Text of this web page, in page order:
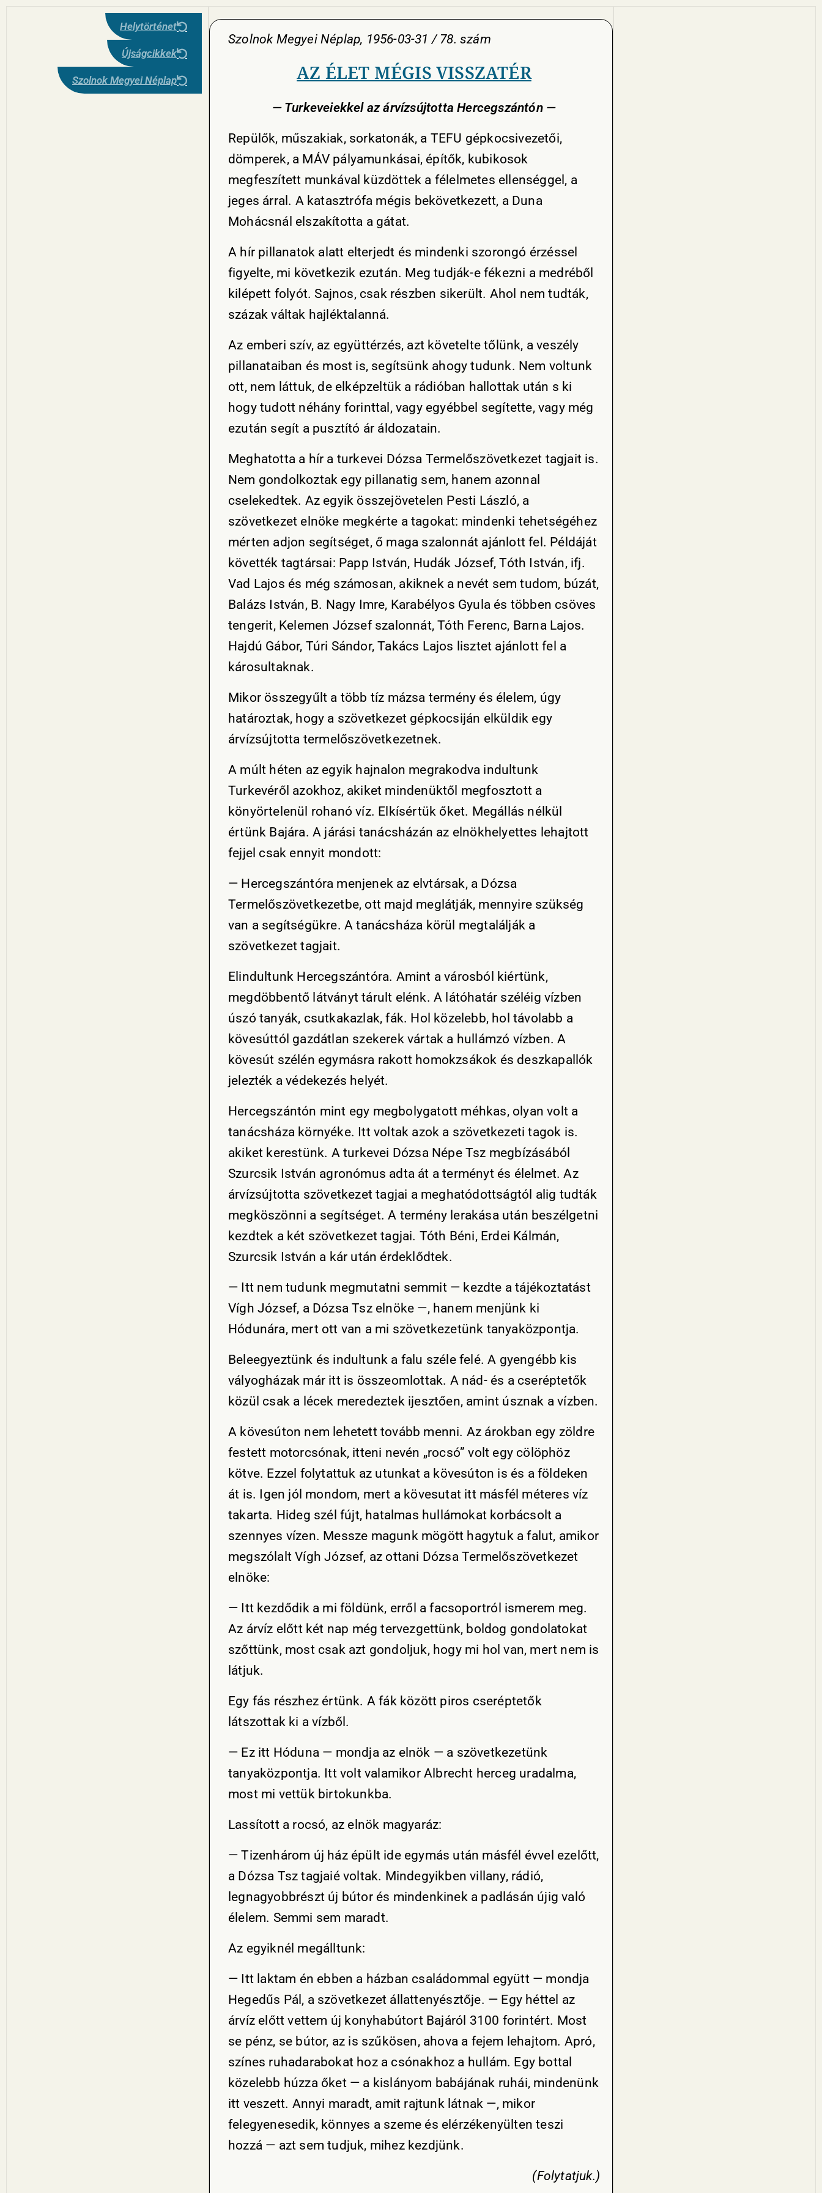
Helytörténet
Újságcikkek
Szolnok Megyei Néplap
Szolnok Megyei Néplap, 1956-03-31 / 78. szám
AZ ÉLET MÉGIS VISSZATÉR
— Turkeveiekkel az árvízsújtotta Hercegszántón —
Repülők, műszakiak, sorkatonák, a TEFU gépkocsivezetői,
dömperek, a MÁV pályamunkásai, építők, kubikosok
megfeszített munkával küzdöttek a félelmetes ellenséggel, a
jeges árral. A katasztrófa mégis bekövetkezett, a Duna
Mohácsnál elszakította a gátat.
A hír pillanatok alatt elterjedt és mindenki szorongó érzéssel
figyelte, mi következik ezután. Meg tudják-e fékezni a medréből
kilépett folyót. Sajnos, csak részben sikerült. Ahol nem tudták,
százak váltak hajléktalanná.
Az emberi szív, az együttérzés, azt követelte tőlünk, a veszély
pillanataiban és most is, segítsünk ahogy tudunk. Nem voltunk
ott, nem láttuk, de elképzeltük a rádióban hallottak után s ki
hogy tudott néhány forinttal, vagy egyébbel segítette, vagy még
ezután segít a pusztító ár áldozatain.
Meghatotta a hír a turkevei Dózsa Termelőszövetkezet tagjait is.
Nem gondolkoztak egy pillanatig sem, hanem azonnal
cselekedtek. Az egyik összejövetelen Pesti László, a
szövetkezet elnöke megkérte a tagokat: mindenki tehetségéhez
mérten adjon segítséget, ő maga szalonnát ajánlott fel. Példáját
követték tagtársai: Papp István, Hudák József, Tóth István, ifj.
Vad Lajos és még számosan, akiknek a nevét sem tudom, búzát,
Balázs István, B. Nagy Imre, Karabélyos Gyula és többen csöves
tengerit, Kelemen József szalonnát, Tóth Ferenc, Barna Lajos.
Hajdú Gábor, Túri Sándor, Takács Lajos lisztet ajánlott fel a
károsultaknak.
Mikor összegyűlt a több tíz mázsa termény és élelem, úgy
határoztak, hogy a szövetkezet gépkocsiján elküldik egy
árvízsújtotta termelőszövetkezetnek.
A múlt héten az egyik hajnalon megrakodva indultunk
Turkevéről azokhoz, akiket mindenüktől megfosztott a
könyörtelenül rohanó víz. Elkísértük őket. Megállás nélkül
értünk Bajára. A járási tanácsházán az elnökhelyettes lehajtott
fejjel csak ennyit mondott:
— Hercegszántóra menjenek az elvtársak, a Dózsa
Termelőszövetkezetbe, ott majd meglátják, mennyire szükség
van a segítségükre. A tanácsháza körül megtalálják a
szövetkezet tagjait.
Elindultunk Hercegszántóra. Amint a városból kiértünk,
megdöbbentő látványt tárult elénk. A látóhatár széléig vízben
úszó tanyák, csutkakazlak, fák. Hol közelebb, hol távolabb a
kövesúttól gazdátlan szekerek vártak a hullámzó vízben. A
kövesút szélén egymásra rakott homokzsákok és deszkapallók
jelezték a védekezés helyét.
Hercegszántón mint egy megbolygatott méhkas, olyan volt a
tanácsháza környéke. Itt voltak azok a szövetkezeti tagok is.
akiket kerestünk. A turkevei Dózsa Népe Tsz megbízásából
Szurcsik István agronómus adta át a terményt és élelmet. Az
árvízsújtotta szövetkezet tagjai a meghatódottságtól alig tudták
megköszönni a segítséget. A termény lerakása után beszélgetni
kezdtek a két szövetkezet tagjai. Tóth Béni, Erdei Kálmán,
Szurcsik István a kár után érdeklődtek.
— Itt nem tudunk megmutatni semmit — kezdte a tájékoztatást
Vígh József, a Dózsa Tsz elnöke —, hanem menjünk ki
Hódunára, mert ott van a mi szövetkezetünk tanyaközpontja.
Beleegyeztünk és indultunk a falu széle felé. A gyengébb kis
vályogházak már itt is összeomlottak. A nád- és a cseréptetők
közül csak a lécek meredeztek ijesztően, amint úsznak a vízben.
A kövesúton nem lehetett tovább menni. Az árokban egy zöldre
festett motorcsónak, itteni nevén „rocsó” volt egy cölöphöz
kötve. Ezzel folytattuk az utunkat a kövesúton is és a földeken
át is. Igen jól mondom, mert a kövesutat itt másfél méteres víz
takarta. Hideg szél fújt, hatalmas hullámokat korbácsolt a
szennyes vízen. Messze magunk mögött hagytuk a falut, amikor
megszólalt Vígh József, az ottani Dózsa Termelőszövetkezet
elnöke:
— Itt kezdődik a mi földünk, erről a facsoportról ismerem meg.
Az árvíz előtt két nap még tervezgettünk, boldog gondolatokat
szőttünk, most csak azt gondoljuk, hogy mi hol van, mert nem is
látjuk.
Egy fás részhez értünk. A fák között piros cseréptetők
látszottak ki a vízből.
— Ez itt Hóduna — mondja az elnök — a szövetkezetünk
tanyaközpontja. Itt volt valamikor Albrecht herceg uradalma,
most mi vettük birtokunkba.
Lassított a rocsó, az elnök magyaráz:
— Tizenhárom új ház épült ide egymás után másfél évvel ezelőtt,
a Dózsa Tsz tagjaié voltak. Mindegyikben villany, rádió,
legnagyobbrészt új bútor és mindenkinek a padlásán újig való
élelem. Semmi sem maradt.
Az egyiknél megálltunk:
— Itt laktam én ebben a házban családommal együtt — mondja
Hegedűs Pál, a szövetkezet állattenyésztője. — Egy héttel az
árvíz előtt vettem új konyhabútort Bajáról 3100 forintért. Most
se pénz, se bútor, az is szűkösen, ahova a fejem lehajtom. Apró,
színes ruhadarabokat hoz a csónakhoz a hullám. Egy bottal
közelebb húzza őket — a kislányom babájának ruhái, mindenünk
itt veszett. Annyi maradt, amit rajtunk látnak —, mikor
felegyenesedik, könnyes a szeme és elérzékenyülten teszi
hozzá — azt sem tudjuk, mihez kezdjünk.
(Folytatjuk.)